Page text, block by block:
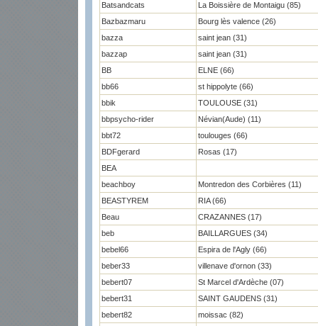
Batsandcats
La Boissière de Montaigu (85)
Bazbazmaru
Bourg lès valence (26)
bazza
saint jean (31)
bazzap
saint jean (31)
BB
ELNE (66)
bb66
st hippolyte (66)
bbik
TOULOUSE (31)
bbpsycho-rider
Névian(Aude) (11)
bbt72
toulouges (66)
BDFgerard
Rosas (17)
BEA
beachboy
Montredon des Corbières (11)
BEASTYREM
RIA (66)
Beau
CRAZANNES (17)
beb
BAILLARGUES (34)
bebel66
Espira de l'Agly (66)
beber33
villenave d'ornon (33)
bebert07
St Marcel d'Ardèche (07)
bebert31
SAINT GAUDENS (31)
bebert82
moissac (82)